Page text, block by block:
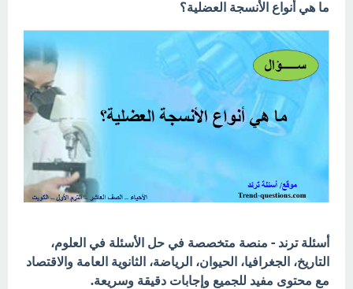
ما هي أنواع الأنسجة العضلية؟
أسئلة ترند - منصة متخصصة في حل الأسئلة في العلوم،
التاريخ، الجغرافيا، الحيوان، الرياضة، الثانوية العامة والاقتصاد
مع محتوى مفيد للجميع وإجابات دقيقة وسريعة.